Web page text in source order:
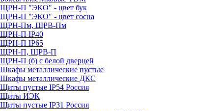
ЩРН-П "ЭКО" - цвет бук
ЩРН-П "ЭКО" - цвет сосна
ЩРН-Пм, ЩРВ-Пм
ЩРН-П IP40
ЩРН-П IP65
ЩРН-П, ЩРВ-П
ЩРН-П (б) с белой дверцей
Шкафы металлические пустые
Шкафы металлические ДКС
Щиты пустые IP54 Россия
Щиты ИЭК
Щиты пустые IP31 Россия